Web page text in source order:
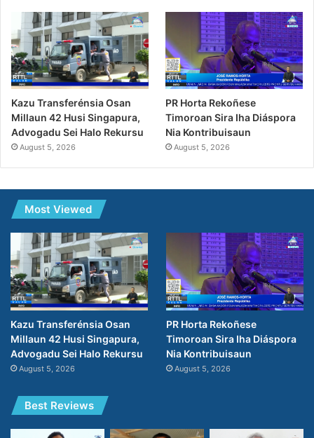
Kazu Transferénsia Osan
Millaun 42 Husi Singapura,
Advogadu Sei Halo Rekursu
August 5, 2026
PR Horta Rekoñese
Timoroan Sira Iha Diáspora
Nia Kontribuisaun
August 5, 2026
Most Viewed
Kazu Transferénsia Osan
Millaun 42 Husi Singapura,
Advogadu Sei Halo Rekursu
August 5, 2026
PR Horta Rekoñese
Timoroan Sira Iha Diáspora
Nia Kontribuisaun
August 5, 2026
Best Reviews